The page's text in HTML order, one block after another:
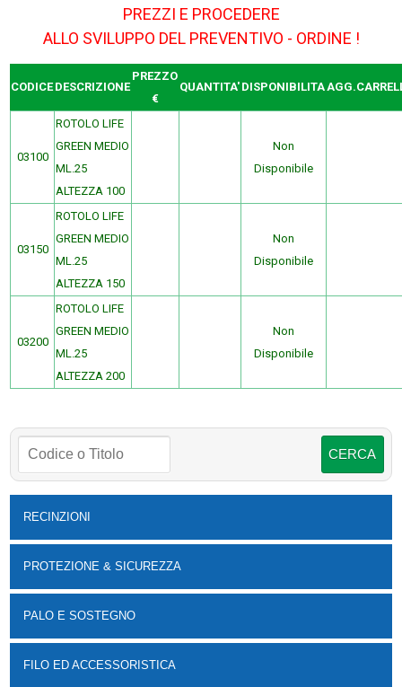
PREZZI E PROCEDERE
ALLO SVILUPPO DEL PREVENTIVO - ORDINE !
CODICEDESCRIZIONE
PREZZO
€
QUANTITA' DISPONIBILITA
03100
ROTOLO LIFE
GREEN MEDIO
ML.25
ALTEZZA 100
Non
Disponibile
03150
ROTOLO LIFE
GREEN MEDIO
ML.25
ALTEZZA 150
Non
Disponibile
03200
ROTOLO LIFE
GREEN MEDIO
ML.25
ALTEZZA 200
Non
Disponibile
RECINZIONI
PROTEZIONE & SICUREZZA
PALO E SOSTEGNO
FILO ED ACCESSORISTICA